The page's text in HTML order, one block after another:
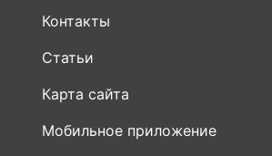
Контакты
Статьи
Карта сайта
Мобильное приложение